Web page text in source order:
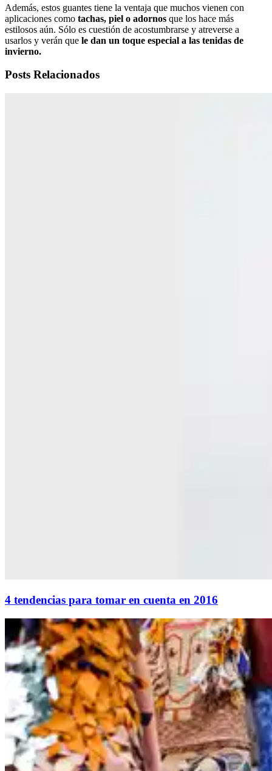
Además, estos guantes tiene la ventaja que muchos vienen con
aplicaciones como tachas, piel o adornos que los hace más
estilosos aún. Sólo es cuestión de acostumbrarse y atreverse a
usarlos y verán que le dan un toque especial a las tenidas de
invierno.
Posts Relacionados
4 tendencias para tomar en cuenta en 2016